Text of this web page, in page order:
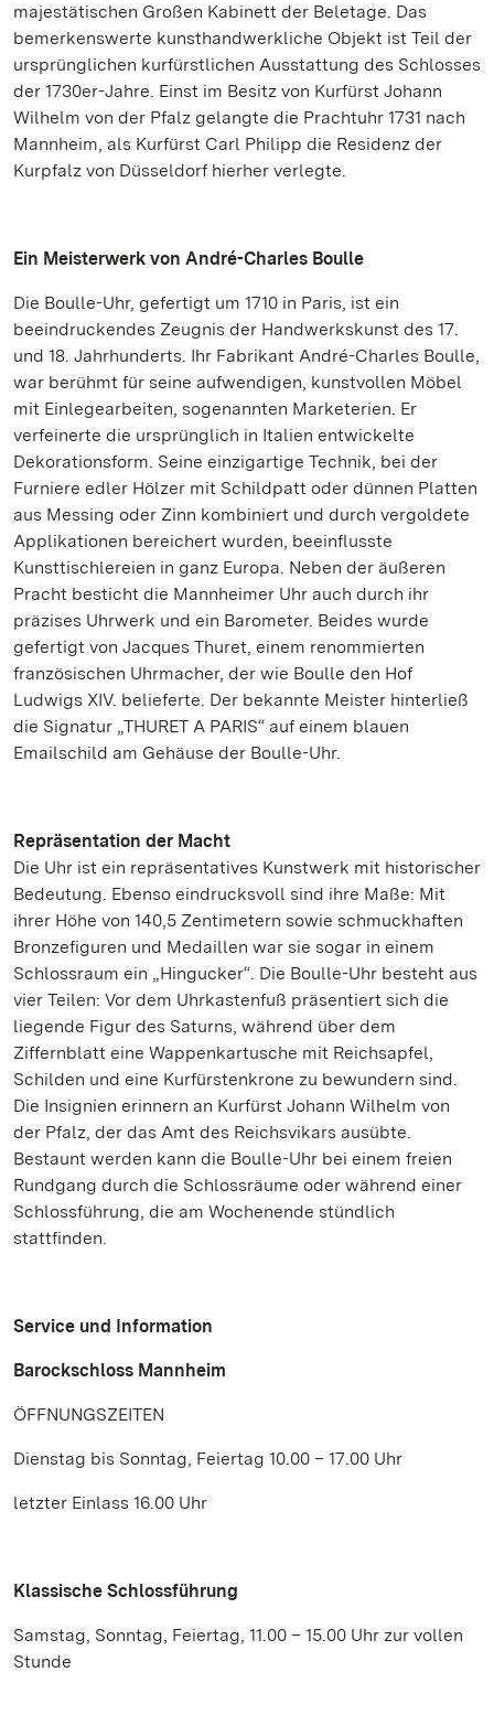
majestätischen Großen Kabinett der Beletage. Das
bemerkenswerte kunsthandwerkliche Objekt ist Teil der
ursprünglichen kurfürstlichen Ausstattung des Schlosses
der 1730er-Jahre. Einst im Besitz von Kurfürst Johann
Wilhelm von der Pfalz gelangte die Prachtuhr 1731 nach
Mannheim, als Kurfürst Carl Philipp die Residenz der
Kurpfalz von Düsseldorf hierher verlegte.
Ein Meisterwerk von André-Charles Boulle
Die Boulle-Uhr, gefertigt um 1710 in Paris, ist ein
beeindruckendes Zeugnis der Handwerkskunst des 17.
und 18. Jahrhunderts. Ihr Fabrikant André-Charles Boulle,
war berühmt für seine aufwendigen, kunstvollen Möbel
mit Einlegearbeiten, sogenannten Marketerien. Er
verfeinerte die ursprünglich in Italien entwickelte
Dekorationsform. Seine einzigartige Technik, bei der
Furniere edler Hölzer mit Schildpatt oder dünnen Platten
aus Messing oder Zinn kombiniert und durch vergoldete
Applikationen bereichert wurden, beeinflusste
Kunsttischlereien in ganz Europa. Neben der äußeren
Pracht besticht die Mannheimer Uhr auch durch ihr
präzises Uhrwerk und ein Barometer. Beides wurde
gefertigt von Jacques Thuret, einem renommierten
französischen Uhrmacher, der wie Boulle den Hof
Ludwigs XIV. belieferte. Der bekannte Meister hinterließ
die Signatur „THURET A PARIS“ auf einem blauen
Emailschild am Gehäuse der Boulle-Uhr.
Repräsentation der Macht
Die Uhr ist ein repräsentatives Kunstwerk mit historischer
Bedeutung. Ebenso eindrucksvoll sind ihre Maße: Mit
ihrer Höhe von 140,5 Zentimetern sowie schmuckhaften
Bronzefiguren und Medaillen war sie sogar in einem
Schlossraum ein „Hingucker“. Die Boulle-Uhr besteht aus
vier Teilen: Vor dem Uhrkastenfuß präsentiert sich die
liegende Figur des Saturns, während über dem
Ziffernblatt eine Wappenkartusche mit Reichsapfel,
Schilden und eine Kurfürstenkrone zu bewundern sind.
Die Insignien erinnern an Kurfürst Johann Wilhelm von
der Pfalz, der das Amt des Reichsvikars ausübte.
Bestaunt werden kann die Boulle-Uhr bei einem freien
Rundgang durch die Schlossräume oder während einer
Schlossführung, die am Wochenende stündlich
stattfinden.
Service und Information
Barockschloss Mannheim
ÖFFNUNGSZEITEN
Dienstag bis Sonntag, Feiertag 10.00 – 17.00 Uhr
letzter Einlass 16.00 Uhr
Klassische Schlossführung
Samstag, Sonntag, Feiertag, 11.00 – 15.00 Uhr zur vollen
Stunde